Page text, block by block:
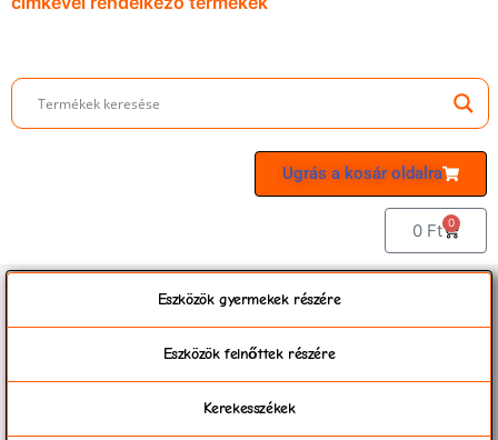
Ugrás a kosár oldalra
0 Ft 0
Eszközök gyermekek részére
Eszközök felnőttek részére
Kerekesszékek